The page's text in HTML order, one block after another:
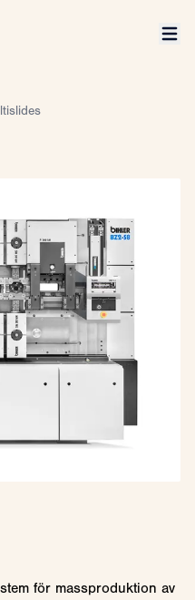
för massproduktion av